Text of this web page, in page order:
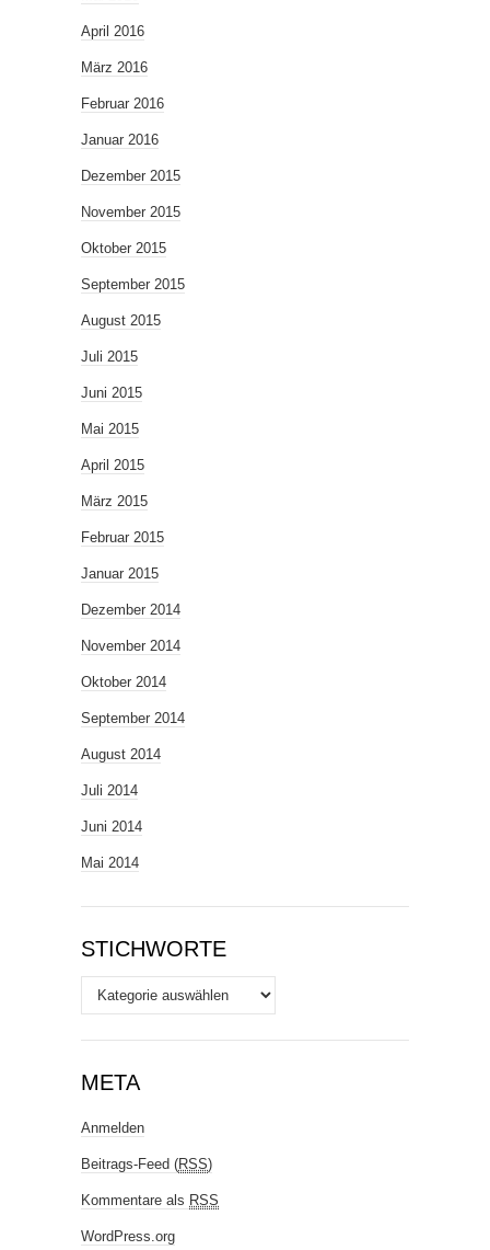
April 2016
März 2016
Februar 2016
Januar 2016
Dezember 2015
November 2015
Oktober 2015
September 2015
August 2015
Juli 2015
Juni 2015
Mai 2015
April 2015
März 2015
Februar 2015
Januar 2015
Dezember 2014
November 2014
Oktober 2014
September 2014
August 2014
Juli 2014
Juni 2014
Mai 2014
STICHWORTE
Stichworte
META
Anmelden
Beitrags-Feed (RSS)
Kommentare als RSS
WordPress.org